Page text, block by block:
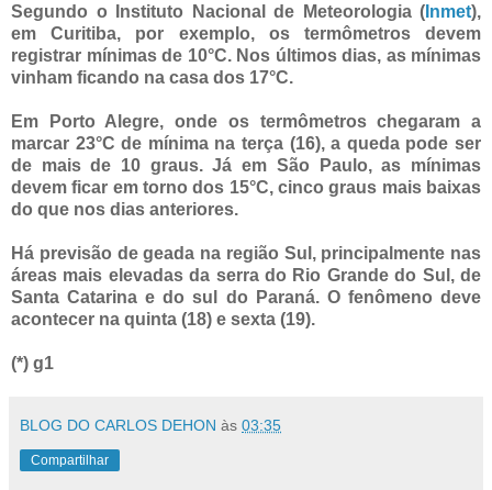
Segundo o Instituto Nacional de Meteorologia ( Inmet),
em Curitiba, por exemplo, os termômetros devem
registrar mínimas de 10°C. Nos últimos dias, as mínimas
vinham ficando na casa dos 17°C.
Em Porto Alegre, onde os termômetros chegaram a
marcar 23°C de mínima na terça (16), a queda pode ser
de mais de 10 graus. Já em São Paulo, as mínimas
devem ficar em torno dos 15°C, cinco graus mais baixas
do que nos dias anteriores.
Há previsão de geada na região Sul, principalmente nas
áreas mais elevadas da serra do Rio Grande do Sul, de
Santa Catarina e do sul do Paraná. O fenômeno deve
acontecer na quinta (18) e sexta (19).
(*) g1
BLOG DO CARLOS DEHON às 03:35
Compartilhar